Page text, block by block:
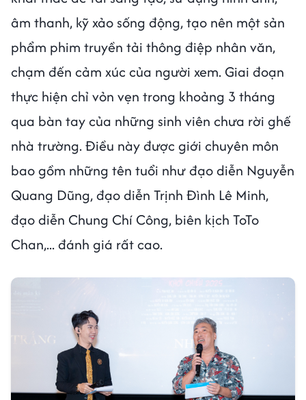
âm thanh, kỹ xảo sống động, tạo nên một sản
phẩm phim truyền tải thông điệp nhân văn,
chạm đến cảm xúc của người xem. Giai đoạn
thực hiện chỉ vỏn vẹn trong khoảng 3 tháng
qua bàn tay của những sinh viên chưa rời ghế
nhà trường. Điều này được giới chuyên môn
bao gồm những tên tuổi như đạo diễn Nguyễn
Quang Dũng, đạo diễn Trịnh Đình Lê Minh,
đạo diễn Chung Chí Công, biên kịch ToTo
Chan,... đánh giá rất cao.